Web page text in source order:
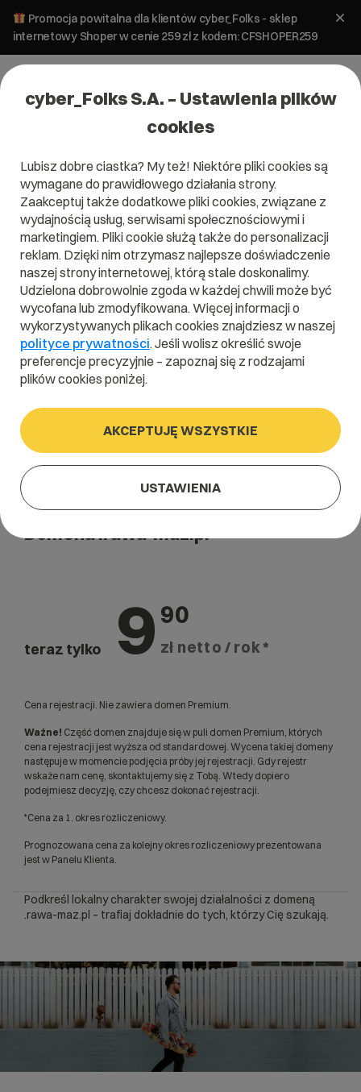
Promocja powitalna dla klientów cyber_Folks - sklep
internetowy Shoper w cenie 259 zł z kodem: CFSHOPER259
Domena .rawa-maz.pl
.rawa-maz.pl
Szukaj
Domena .rawa-maz.pl
teraz tylko 9 90
zł netto / rok *
Cena rejestracji. Nie zawiera domen Premium.
Ważne! Część domen znajduje się w puli domen Premium, których
cena rejestracji jest wyższa od standardowej. Wycena takiej domeny
następuje w momencie podjęcia próby jej rejestracji. Gdy rejestr
wskaże nam cenę, skontaktujemy się z Tobą. Wtedy dopiero
podejmiesz decyzję, czy chcesz dokonać rejestracji.
*Cena za 1. okres rozliczeniowy.
Prognozowana cena za kolejny okres rozliczeniowy prezentowana
jest w Panelu Klienta.
Podkreśl lokalny charakter swojej działalności z domeną
.rawa-maz.pl – trafiaj dokładnie do tych, którzy Cię szukają.
cyber_Folks S.A. – Ustawienia plików
cookies
Lubisz dobre ciastka? My też! Niektóre pliki cookies są
wymagane do prawidłowego działania strony.
Zaakceptuj także dodatkowe pliki cookies, związane z
wydajnością usług, serwisami społecznościowymi i
marketingiem. Pliki cookie służą także do personalizacji
reklam. Dzięki nim otrzymasz najlepsze doświadczenie
naszej strony internetowej, którą stale doskonalimy.
Udzielona dobrowolnie zgoda w każdej chwili może być
wycofana lub zmodyfikowana. Więcej informacji o
wykorzystywanych plikach cookies znajdziesz w naszej
polityce prywatności. Jeśli wolisz określić swoje
preferencje precyzyjnie – zapoznaj się z rodzajami
plików cookies poniżej.
AKCEPTUJĘ WSZYSTKIE
USTAWIENIA